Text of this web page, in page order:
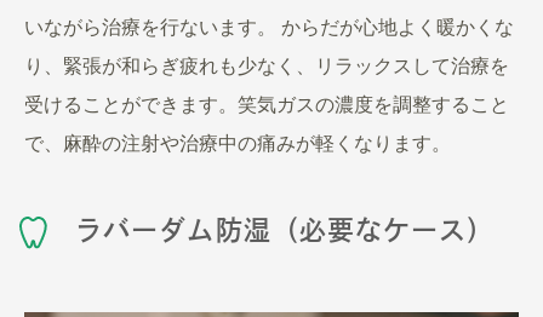
いながら治療を行ないます。 からだが心地よく暖かくな
り、緊張が和らぎ疲れも少なく、リラックスして治療を
受けることができます。笑気ガスの濃度を調整すること
で、麻酔の注射や治療中の痛みが軽くなります。
ラバーダム防湿（必要なケース）